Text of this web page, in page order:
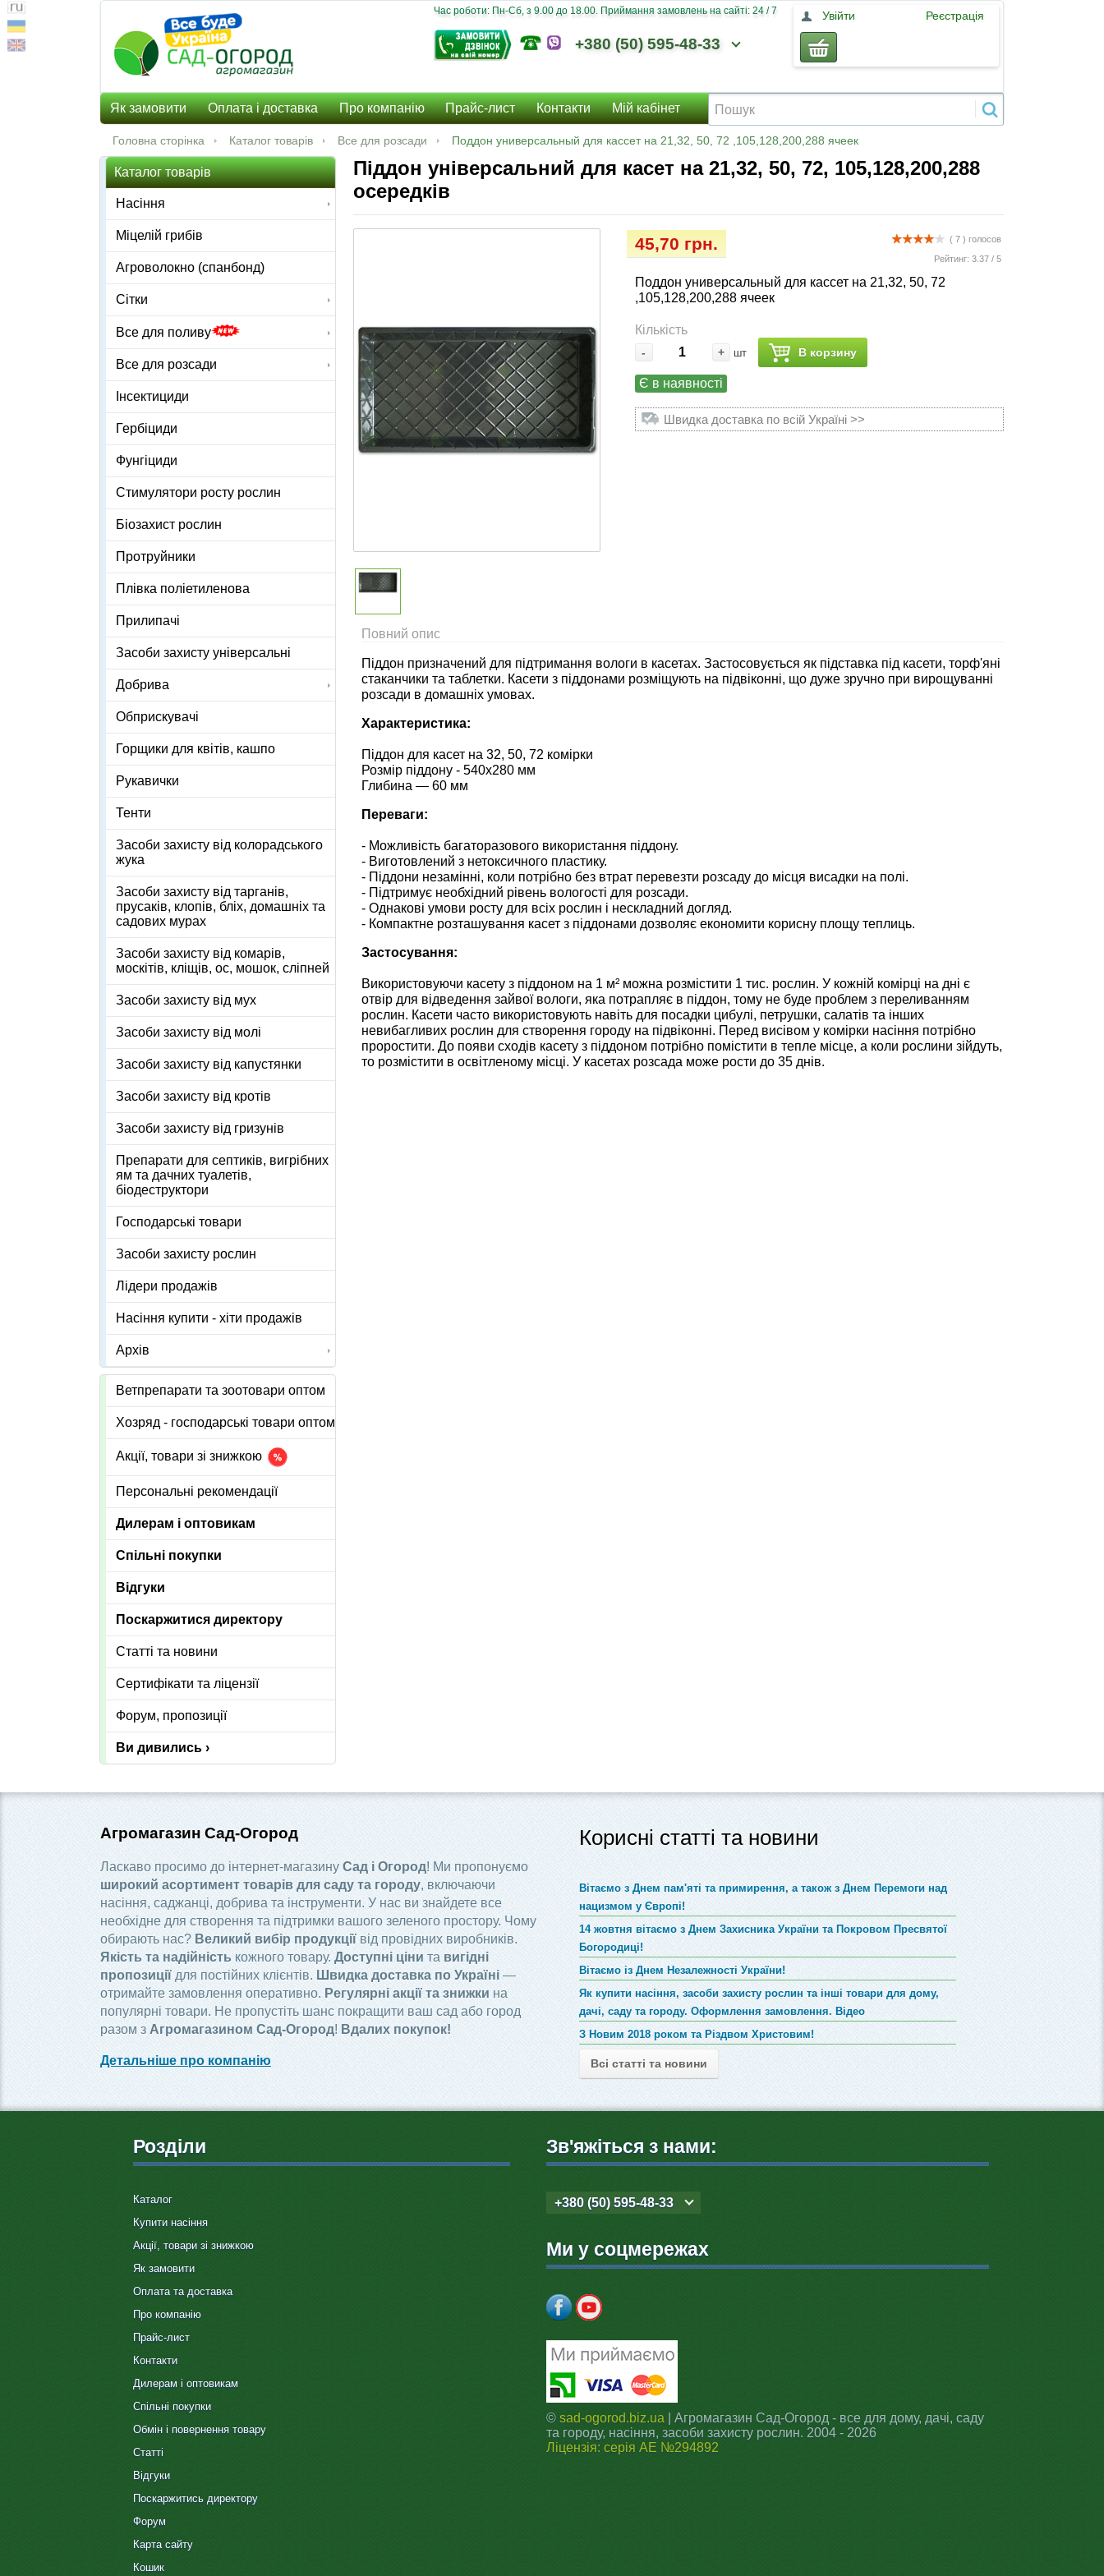
Час роботи: Пн-Сб, з 9.00 до 18.00. Приймання замовлень на сайті: 24 / 7
+380 (50) 595-48-33
Увійти Реєстрація
Як замовити Оплата і доставка Про компанію Прайс-лист Контакти Мій кабінет
Головна сторінка Каталог товарів Все для розсади Поддон универсальный для кассет на 21,32, 50, 72 ,105,128,200,288 ячеек
Піддон універсальний для касет на 21,32, 50, 72, 105,128,200,288
осередків
( 7 ) голосов
Рейтинг: 3.37/ 5
45,70 грн.
Поддон универсальный для кассет на 21,32, 50, 72
,105,128,200,288 ячеек
Кількість
- + шт В корзину
Є в наявності
Швидка доставка по всій Україні >>
Повний опис
Піддон призначений для підтримання вологи в касетах. Застосовується як підставка під касети, торф'яні
стаканчики та таблетки. Касети з піддонами розміщують на підвіконні, що дуже зручно при вирощуванні
розсади в домашніх умовах.
Характеристика:
Піддон для касет на 32, 50, 72 комірки
Розмір піддону - 540х280 мм
Глибина — 60 мм
Переваги:
- Можливість багаторазового використання піддону.
- Виготовлений з нетоксичного пластику.
- Піддони незамінні, коли потрібно без втрат перевезти розсаду до місця висадки на полі.
- Підтримує необхідний рівень вологості для розсади.
- Однакові умови росту для всіх рослин і нескладний догляд.
- Компактне розташування касет з піддонами дозволяє економити корисну площу теплиць.
Застосування:
Використовуючи касету з піддоном на 1 м² можна розмістити 1 тис. рослин. У кожній комірці на дні є
отвір для відведення зайвої вологи, яка потрапляє в піддон, тому не буде проблем з переливанням
рослин. Касети часто використовують навіть для посадки цибулі, петрушки, салатів та інших
невибагливих рослин для створення городу на підвіконні. Перед висівом у комірки насіння потрібно
проростити. До появи сходів касету з піддоном потрібно помістити в тепле місце, а коли рослини зійдуть,
то розмістити в освітленому місці. У касетах розсада може рости до 35 днів.
Каталог товарів
Насіння
Міцелій грибів
Агроволокно (спанбонд)
Сітки
Все для поливу
Все для розсади
Інсектициди
Гербіциди
Фунгіциди
Стимулятори росту рослин
Біозахист рослин
Протруйники
Плівка поліетиленова
Прилипачі
Засоби захисту універсальні
Добрива
Обприскувачі
Горщики для квітів, кашпо
Рукавички
Тенти
Засоби захисту від колорадського
жука
Засоби захисту від тарганів,
прусаків, клопів, бліх, домашніх та
садових мурах
Засоби захисту від комарів,
москітів, кліщів, ос, мошок, сліпней
Засоби захисту від мух
Засоби захисту від молі
Засоби захисту від капустянки
Засоби захисту від кротів
Засоби захисту від гризунів
Препарати для септиків, вигрібних
ям та дачних туалетів,
біодеструктори
Господарські товари
Засоби захисту рослин
Лідери продажів
Насіння купити - хіти продажів
Архів
Ветпрепарати та зоотовари оптом
Хозряд - господарські товари оптом
Акції, товари зі знижкою
Персональні рекомендації
Дилерам і оптовикам
Спільні покупки
Відгуки
Поскаржитися директору
Статті та новини
Сертифікати та ліцензії
Форум, пропозиції
Ви дивились ›
Агромагазин Сад-Огород
Ласкаво просимо до інтернет-магазину Сад і Огород! Ми пропонуємо
широкий асортимент товарів для саду та городу, включаючи
насіння, саджанці, добрива та інструменти. У нас ви знайдете все
необхідне для створення та підтримки вашого зеленого простору. Чому
обирають нас? Великий вибір продукції від провідних виробників.
Якість та надійність кожного товару.Доступні ціни та вигідні
пропозиціїдля постійних клієнтів. Швидка доставка по Україні—
отримайте замовлення оперативно. Регулярні акції та знижки на
популярні товари. Не пропустіть шанс покращити ваш сад або город
разом зАгромагазином Сад-Огород! Вдалих покупок!
Детальніше про компанію
Корисні статті та новини
Вітаємо з Днем пам'яті та примирення, а також з Днем Перемоги над
нацизмом у Європі!
14 жовтня вітаємо з Днем Захисника України та Покровом Пресвятої
Богородиці!
Вітаємо із Днем Незалежності України!
Як купити насіння, засоби захисту рослин та інші товари для дому,
дачі, саду та городу. Оформлення замовлення. Відео
З Новим 2018 роком та Різдвом Христовим!
Всі статті та новини
Розділи
Каталог
Купити насіння
Акції, товари зі знижкою
Як замовити
Оплата та доставка
Про компанію
Прайс-лист
Контакти
Дилерам і оптовикам
Спільні покупки
Обмін і повернення товару
Статті
Відгуки
Поскаржитись директору
Форум
Карта сайту
Кошик
Зв'яжіться з нами:
+380 (50) 595-48-33
Ми у соцмережах
© sad-ogorod.biz.ua | Агромагазин Сад-Огород - все для дому, дачі, саду
та городу, насіння, засоби захисту рослин. 2004 - 2026
Ліцензія: серія АЕ №294892